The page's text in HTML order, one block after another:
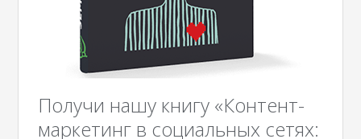
Получи нашу книгу «Контент-
маркетинг в социальных сетях: